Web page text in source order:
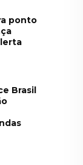
ponto
Brasil